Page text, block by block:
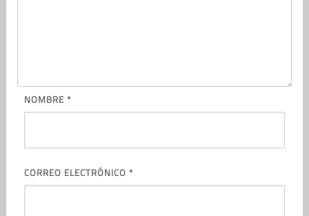
NOMBRE *
CORREO ELECTRÓNICO *